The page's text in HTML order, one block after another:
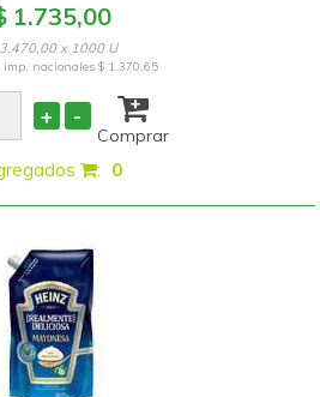
1.735,00
x 1000 U
imp. nacionales$ 1.370,65
+ -
Comprar
: 0